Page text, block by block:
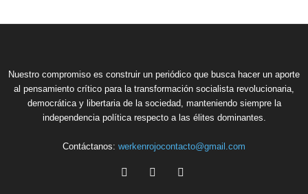
Nuestro compromiso es construir un periódico que busca hacer un aporte
al pensamiento crítico para la transformación socialista revolucionaria,
democrática y libertaria de la sociedad, manteniendo siempre la
independencia política respecto a las élites dominantes.
Contáctanos: werkenrojocontacto@gmail.com